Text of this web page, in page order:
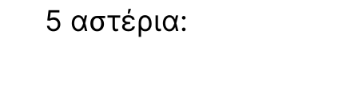
5 αστέρια: